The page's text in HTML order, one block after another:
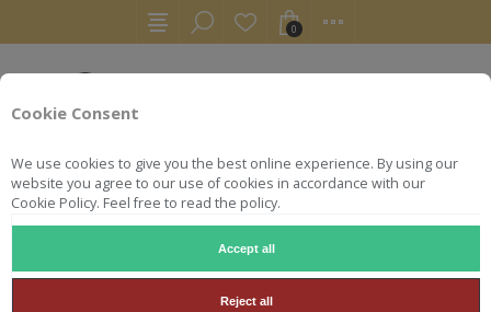
Cookie Consent
We use cookies to give you the best online experience. By using our
website you agree to our use of cookies in accordance with our
Cookie Policy. Feel free to read the policy.
Accept all
Reject all
0
AILSA BAY